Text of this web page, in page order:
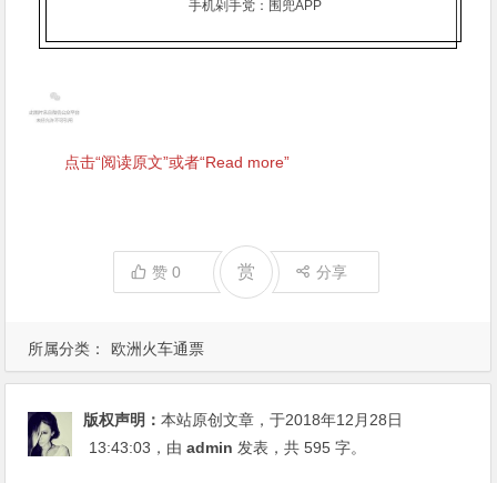
所属分类： 欧洲火车通票
手机剁手党：围兜APP
点击“阅读原文”或者“Read more”
赞0 赏 分享
版权声明：本站原创文章，于2018年12月28日
13:43:03 ，由admin 发表，共 595 字。